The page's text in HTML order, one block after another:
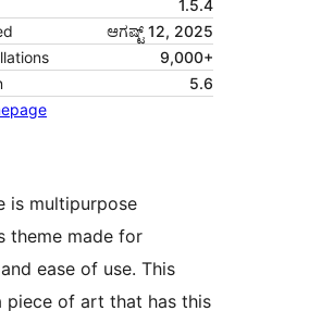
1.5.4
ಆಗಷ್ಟ್ 12, 2025
9,000+
5.6
is multipurpose
theme made for
ease of use. This
piece of art that has this